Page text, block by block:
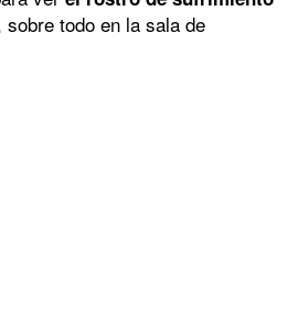
todo en la sala de